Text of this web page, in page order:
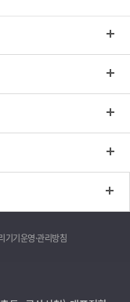
기기운영·관리방침